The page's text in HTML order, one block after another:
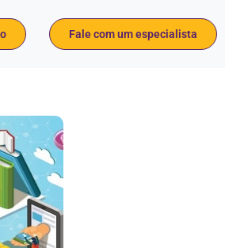
Fale com um especialista